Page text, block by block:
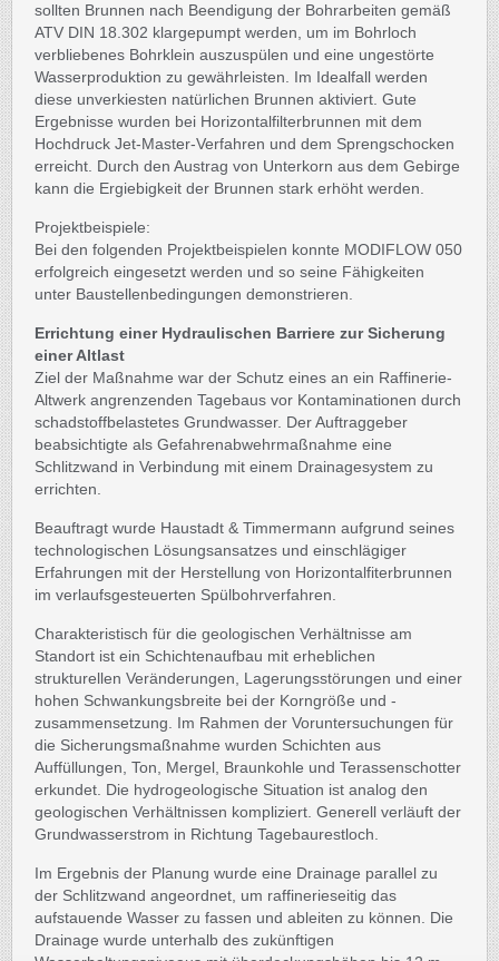
sollten Brunnen nach Beendigung der Bohrarbeiten gemäß
ATV DIN 18.302 klargepumpt werden, um im Bohrloch
verbliebenes Bohrklein auszuspülen und eine ungestörte
Wasserproduktion zu gewährleisten. Im Idealfall werden
diese unverkiesten natürlichen Brunnen aktiviert. Gute
Ergebnisse wurden bei Horizontalfilterbrunnen mit dem
Hochdruck Jet-Master-Verfahren und dem Sprengschocken
erreicht. Durch den Austrag von Unterkorn aus dem Gebirge
kann die Ergiebigkeit der Brunnen stark erhöht werden.
Projektbeispiele:
Bei den folgenden Projektbeispielen konnte MODIFLOW 050
erfolgreich eingesetzt werden und so seine Fähigkeiten
unter Baustellenbedingungen demonstrieren.
Errichtung einer Hydraulischen Barriere zur Sicherung
einer Altlast
Ziel der Maßnahme war der Schutz eines an ein Raffinerie-
Altwerk angrenzenden Tagebaus vor Kontaminationen durch
schadstoffbelastetes Grundwasser. Der Auftraggeber
beabsichtigte als Gefahrenabwehrmaßnahme eine
Schlitzwand in Verbindung mit einem Drainagesystem zu
errichten.
Beauftragt wurde Haustadt & Timmermann aufgrund seines
technologischen Lösungsansatzes und einschlägiger
Erfahrungen mit der Herstellung von Horizontalfiterbrunnen
im verlaufsgesteuerten Spülbohrverfahren.
Charakteristisch für die geologischen Verhältnisse am
Standort ist ein Schichtenaufbau mit erheblichen
strukturellen Veränderungen, Lagerungsstörungen und einer
hohen Schwankungsbreite bei der Korngröße und -
zusammensetzung. Im Rahmen der Voruntersuchungen für
die Sicherungsmaßnahme wurden Schichten aus
Auffüllungen, Ton, Mergel, Braunkohle und Terassenschotter
erkundet. Die hydrogeologische Situation ist analog den
geologischen Verhältnissen kompliziert. Generell verläuft der
Grundwasserstrom in Richtung Tagebaurestloch.
Im Ergebnis der Planung wurde eine Drainage parallel zu
der Schlitzwand angeordnet, um raffinerieseitig das
aufstauende Wasser zu fassen und ableiten zu können. Die
Drainage wurde unterhalb des zukünftigen